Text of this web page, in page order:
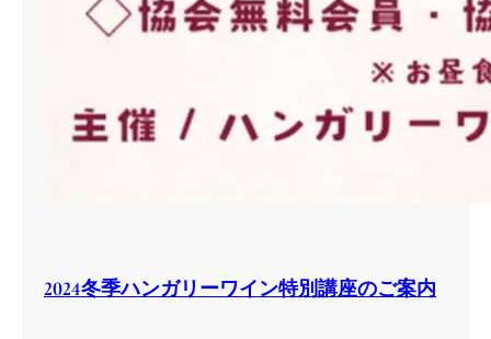
2024冬季ハンガリーワイン特別講座のご案内